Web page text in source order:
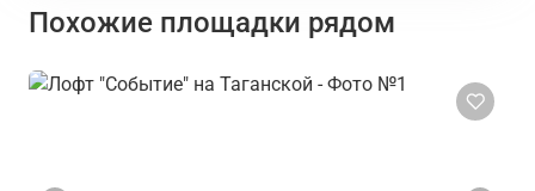
Похожие площадки рядом